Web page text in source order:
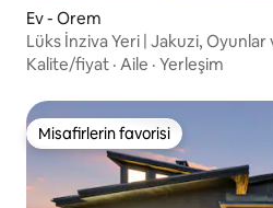
Ev - Orem
Lüks İnziva Yeri | Jakuzi, Oyunlar
Kalite/fiyat · Aile · Yerleşim
Misafirlerin favorisi
Misafirlerin favorisi